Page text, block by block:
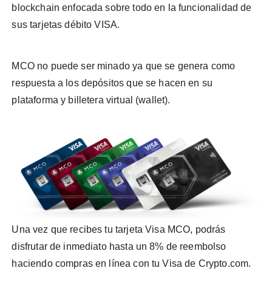
blockchain enfocada sobre todo en la funcionalidad de
sus tarjetas débito VISA.
MCO no puede ser minado ya que se genera como
respuesta a los depósitos que se hacen en su
plataforma y billetera virtual (wallet).
Una vez que recibes tu tarjeta Visa MCO, podrás
disfrutar de inmediato hasta un 8% de reembolso
haciendo compras en línea con tu Visa de Crypto.com.